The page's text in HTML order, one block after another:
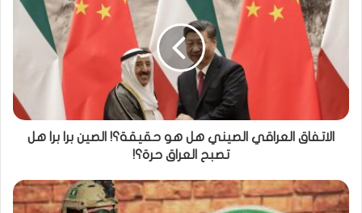
الاتفاق العراقي الصيني هل هو حقيقة؟! الصين برا برا هل
تصبح العراق حرة؟!